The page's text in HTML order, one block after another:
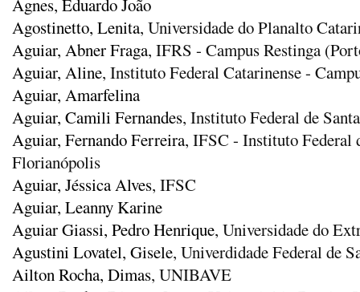
Agnes, Eduardo João
Agostinetto, Lenita, Universidade do Planalto
Aguiar, Abner Fraga, IFRS - Campus Restinga
Aguiar, Aline, Instituto Federal Catarinense -
Aguiar, Amarfelina
Aguiar, Camili Fernandes, Instituto Federal de
Aguiar, Fernando Ferreira, IFSC - Instituto Federal
Florianópolis
Aguiar, Jéssica Alves, IFSC
Aguiar, Leanny Karine
Aguiar Giassi, Pedro Henrique, Universidade do
Agustini Lovatel, Gisele, Univerdidade Federal de
Ailton Rocha, Dimas, UNIBAVE